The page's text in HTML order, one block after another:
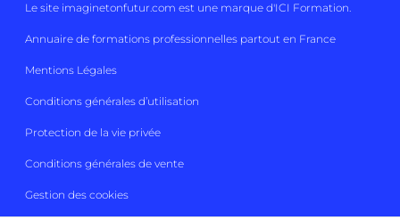
Le site imaginetonfutur.com est une marque d'ICI Formation.
Annuaire de formations professionnelles partout en France
Mentions Légales
Conditions générales d’utilisation
Protection de la vie privée
Conditions générales de vente
Gestion des cookies